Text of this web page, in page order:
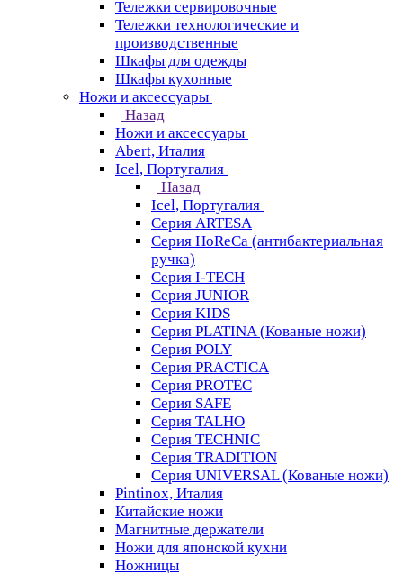
Тележки сервировочные
Тележки технологические и
производственные
Шкафы для одежды
Шкафы кухонные
Ножи и аксессуары
Назад
Ножи и аксессуары
Abert, Италия
Icel, Португалия
Назад
Icel, Португалия
Серия ARTESA
Серия HoReCa (антибактериальная
ручка)
Серия I-TECH
Серия JUNIOR
Серия KIDS
Серия PLATINA (Кованые ножи)
Серия POLY
Серия PRACTICA
Серия PROTEC
Серия SAFE
Серия TALHO
Серия TECHNIC
Серия TRADITION
Серия UNIVERSAL (Кованые ножи)
Pintinox, Италия
Китайские ножи
Магнитные держатели
Ножи для японской кухни
Ножницы